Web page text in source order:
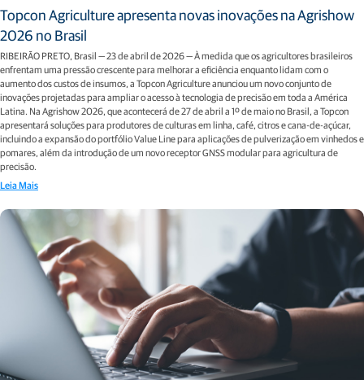
Topcon Agriculture apresenta novas inovações na Agrishow
2026 no Brasil
RIBEIRÃO PRETO, Brasil — 23 de abril de 2026 — À medida que os agricultores brasileiros
enfrentam uma pressão crescente para melhorar a eficiência enquanto lidam com o
aumento dos custos de insumos, a Topcon Agriculture anunciou um novo conjunto de
inovações projetadas para ampliar o acesso à tecnologia de precisão em toda a América
Latina. Na Agrishow 2026, que acontecerá de 27 de abril a 1º de maio no Brasil, a Topcon
apresentará soluções para produtores de culturas em linha, café, citros e cana-de-açúcar,
incluindo a expansão do portfólio Value Line para aplicações de pulverização em vinhedos e
pomares, além da introdução de um novo receptor GNSS modular para agricultura de
precisão.
Leia Mais